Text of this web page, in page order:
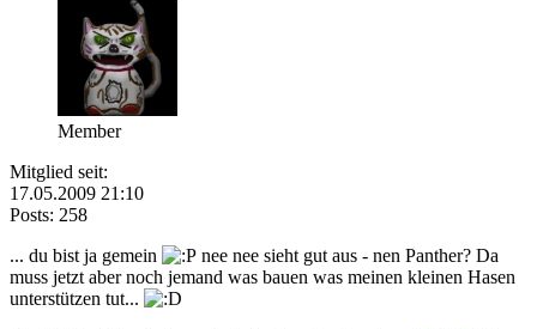
Member
Mitglied seit:
17.05.2009 21:10
Posts: 258
... du bist ja gemein
nee nee sieht gut aus - nen Panther? Da
muss jetzt aber noch jemand was bauen was meinen kleinen Hasen
unterstützen tut...